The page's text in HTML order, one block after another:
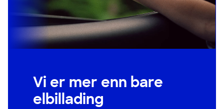
Vi er mer enn bare
elbillading